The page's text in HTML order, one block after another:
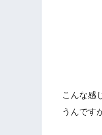
こんな感
うんです